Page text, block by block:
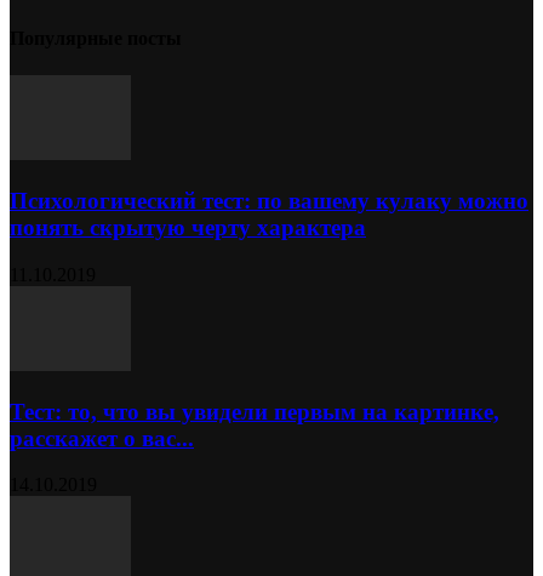
Психологический тест: по вашему кулаку можно
понять скрытую черту характера
Тест: то, что вы увидели первым на картинке,
расскажет о вас...